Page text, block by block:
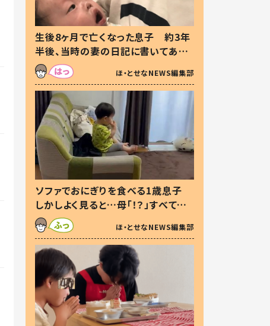
生後8ヶ月で亡くなった息子 約3年
半後、当時の妻の日記に書いてあっ
た本音とは
ほ・とせなNEWS編集部
ソファでおにぎりを食べる1歳息子
しかしよく見ると…母「！？」すべてを
察した母の投稿に「可愛いから許
す！」「現行犯〜」
ほ・とせなNEWS編集部